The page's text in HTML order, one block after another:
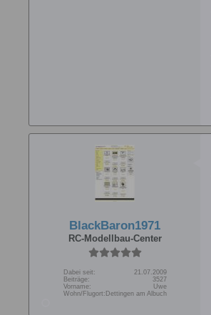
BlackBaron1971
RC-Modellbau-Center
Dabei seit:
21.07.2009
Beiträge:
3527
Vorname:
Uwe
Wohn/Flugort: Dettingen am Albuch